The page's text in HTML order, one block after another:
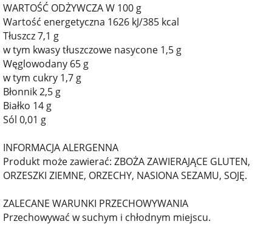
WARTOŚĆ ODŻYWCZA W 100 g
Wartość energetyczna 1626 kJ/385 kcal
Tłuszcz 7,1 g
w tym kwasy tłuszczowe nasycone 1,5 g
Węglowodany 65 g
w tym cukry 1,7 g
Błonnik 2,5 g
Białko 14 g
Sól 0,01 g
INFORMACJA ALERGENNA
Produkt może zawierać: ZBOŻA ZAWIERAJĄCE GLUTEN,
ORZESZKI ZIEMNE, ORZECHY, NASIONA SEZAMU, SOJĘ.
ZALECANE WARUNKI PRZECHOWYWANIA
Przechowywać w suchym i chłodnym miejscu.